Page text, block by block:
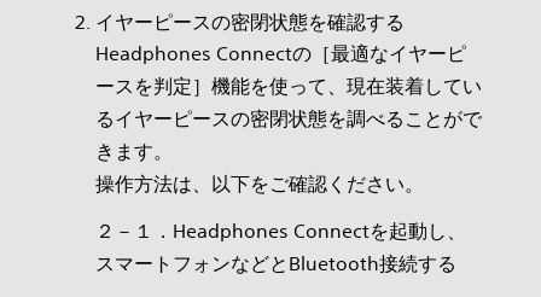
イヤーピースの密閉状態を確認する
Headphones Connectの［最適なイヤーピ
ースを判定］機能を使って、現在装着してい
るイヤーピースの密閉状態を調べることがで
きます。
操作方法は、以下をご確認ください。
２－１．Headphones Connectを起動し、
スマートフォンなどとBluetooth接続する